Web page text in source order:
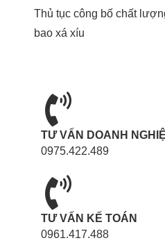
Thủ tục công bố chất
bao xá xíu
TƯ VẤN DOANH
0975.422.489
TƯ VẤN KẾ TOÁN
0961.417.488